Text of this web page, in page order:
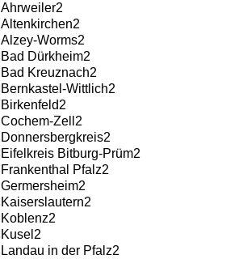
Ahrweiler2
Altenkirchen2
Alzey-Worms2
Bad Dürkheim2
Bad Kreuznach2
Bernkastel-Wittlich2
Birkenfeld2
Cochem-Zell 2
Donnersbergkreis2
Eifelkreis Bitburg-Prüm2
Frankenthal Pfalz2
Germersheim2
Kaiserslautern2
Koblenz2
Kusel 2
Landau in der Pfalz2